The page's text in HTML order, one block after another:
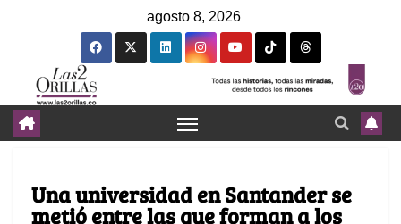
agosto 8, 2026
Una universidad en Santander se
metió entre las que forman a los